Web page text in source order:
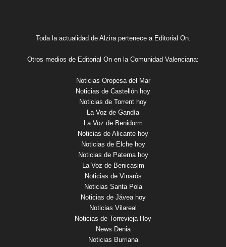
Toda la actualidad de Alzira pertenece a Editorial On.
Otros medios de Editorial On en la Comunidad Valenciana:
Noticias Oropesa del Mar
Noticias de Castellón hoy
Noticias de Torrent hoy
La Voz de Gandía
La Voz de Benidorm
Noticias de Alicante hoy
Noticias de Elche hoy
Noticias de Paterna hoy
La Voz de Benicasim
Noticias de Vinaròs
Noticias Santa Pola
Noticias de Jávea hoy
Noticias Vilareal
Noticias de Torrevieja Hoy
News Denia
Noticias Burriana